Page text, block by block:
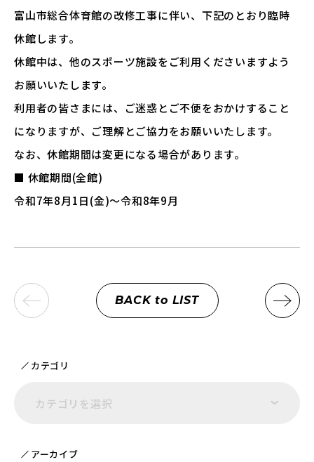
富山市総合体育館の改修工事に伴い、下記のとおり臨時
休館します。
休館中は、他のスポーツ施設をご利用くださいますよう
お願いいたします。
利用者の皆さまには、ご迷惑とご不便をおかけすること
になりますが、ご理解とご協力をお願いいたします。
なお、休館期間は変更になる場合があります。
■ 休館期間(全館)
令和7年8月1日(金)～令和8年9月
BACK to LIST
カテゴリ
カテゴリを選択
アーカイブ